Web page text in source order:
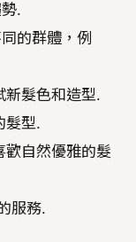
.
的群體，例
新髮色和造型.
髮型.
歡自然優雅的髮
服務.